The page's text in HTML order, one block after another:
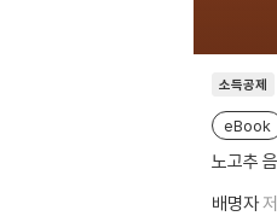
소득공제
eBook
노고추
배명자저